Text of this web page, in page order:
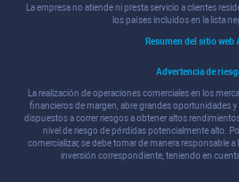
La empresa no atiende ni presta servicio a clientes
los países incluidos en la lista
Resumen del sitio web
Advertencia de
La realización de operaciones comerciales en los
financieros de margen, abre grandes oportunidades
dispuestos a correr riesgos a obtener altos
nivel de riesgo de pérdidas potencialmente alto.
comercializar, se debe tomar de manera responsable a
inversión correspondiente, teniendo en